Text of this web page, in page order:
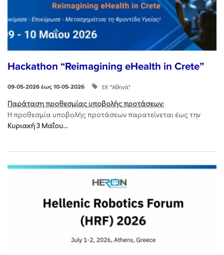
Hackathon “Reimagining eHealth in Crete”
09-05-2026 έως 10-05-2026 ΕΚ "Αθηνά"
Παράταση προθεσμίας υποβολής προτάσεων:
Η προθεσμία υποβολής προτάσεων παρατείνεται έως την
Κυριακή 3 Μαΐου...